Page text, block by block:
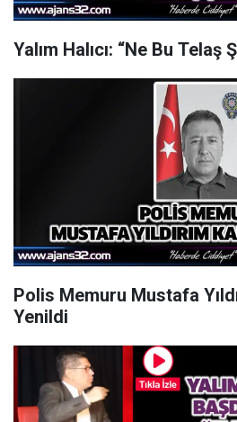
Yalım Halıcı: “Ne Bu Telaş
Polis Memuru Mustafa
Yenildi